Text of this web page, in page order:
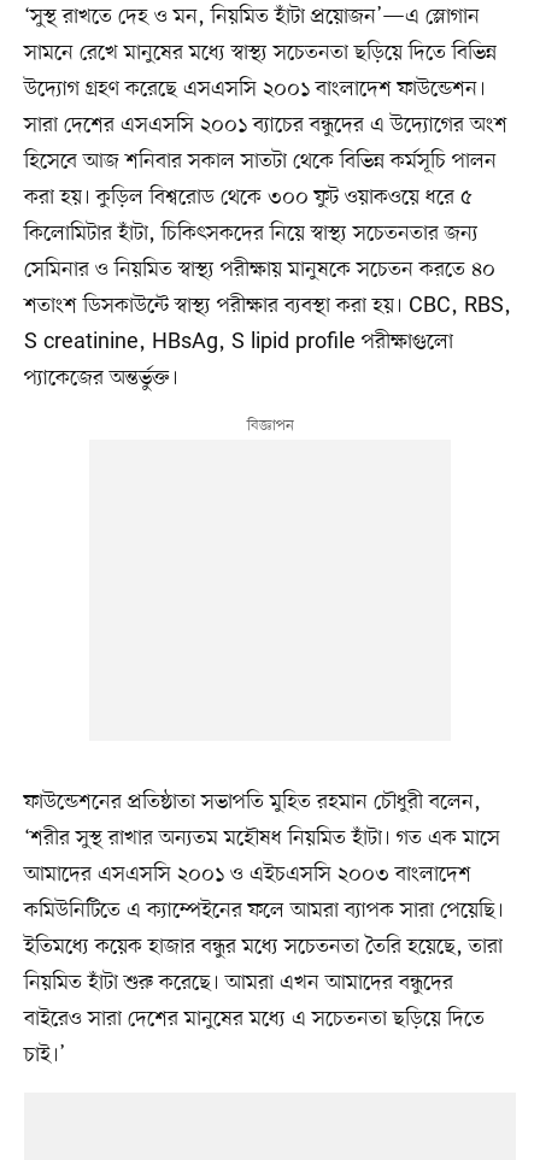
‘সুস্থ রাখতে দেহ ও মন, নিয়মিত হাঁটা প্রয়োজন’—এ স্লোগান
সামনে রেখে মানুষের মধ্যে স্বাস্থ্য সচেতনতা ছড়িয়ে দিতে বিভিন্ন
উদ্যোগ গ্রহণ করেছে এসএসসি ২০০১ বাংলাদেশ ফাউন্ডেশন।
সারা দেশের এসএসসি ২০০১ ব্যাচের বন্ধুদের এ উদ্যোগের অংশ
হিসেবে আজ শনিবার সকাল সাতটা থেকে বিভিন্ন কর্মসূচি পালন
করা হয়। কুড়িল বিশ্বরোড থেকে ৩০০ ফুট ওয়াকওয়ে ধরে ৫
কিলোমিটার হাঁটা, চিকিৎসকদের নিয়ে স্বাস্থ্য সচেতনতার জন্য
সেমিনার ও নিয়মিত স্বাস্থ্য পরীক্ষায় মানুষকে সচেতন করতে ৪০
শতাংশ ডিসকাউন্টে স্বাস্থ্য পরীক্ষার ব্যবস্থা করা হয়। CBC, RBS,
S creatinine, HBsAg, S lipid profile পরীক্ষাগুলো
প্যাকেজের অন্তর্ভুক্ত।
ফাউন্ডেশনের প্রতিষ্ঠাতা সভাপতি মুহিত রহমান চৌধুরী বলেন,
‘শরীর সুস্থ রাখার অন্যতম মহৌষধ নিয়মিত হাঁটা। গত এক মাসে
আমাদের এসএসসি ২০০১ ও এইচএসসি ২০০৩ বাংলাদেশ
কমিউনিটিতে এ ক্যাম্পেইনের ফলে আমরা ব্যাপক সারা পেয়েছি।
ইতিমধ্যে কয়েক হাজার বন্ধুর মধ্যে সচেতনতা তৈরি হয়েছে, তারা
নিয়মিত হাঁটা শুরু করেছে। আমরা এখন আমাদের বন্ধুদের
বাইরেও সারা দেশের মানুষের মধ্যে এ সচেতনতা ছড়িয়ে দিতে
চাই।’